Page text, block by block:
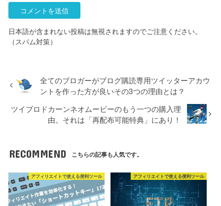
日本語が含まれない投稿は無視されますのでご注意ください。
（スパム対策）
全てのブロガーがブログ購読専用ツイッターアカウ
ントを作った方が良いその3つの理由とは？
ツイブロドカーンネオムービーのもう一つの購入理
由。それは「再配布可能特典」にあり！
RECOMMEND こちらの記事も人気です。
アフィリエイトで使える便利ツール アフィリエイトで使える便利ツール